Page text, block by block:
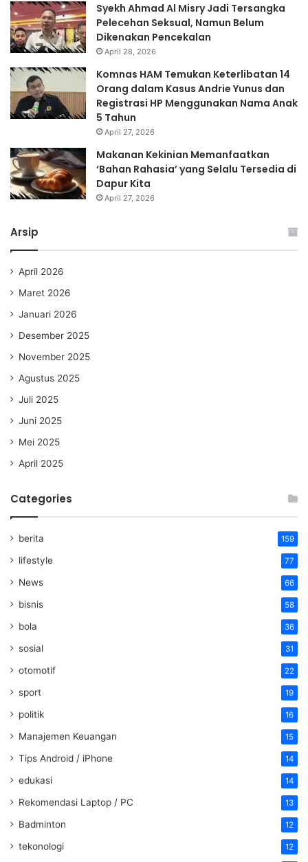
Syekh Ahmad Al Misry Jadi Tersangka
Pelecehan Seksual, Namun Belum
Dikenakan Pencekalan
April 28, 2026
Komnas HAM Temukan Keterlibatan 14
Orang dalam Kasus Andrie Yunus dan
Registrasi HP Menggunakan Nama Anak
5 Tahun
April 27, 2026
Makanan Kekinian Memanfaatkan
‘Bahan Rahasia’ yang Selalu Tersedia di
Dapur Kita
April 27, 2026
Arsip
April 2026
Maret 2026
Januari 2026
Desember 2025
November 2025
Agustus 2025
Juli 2025
Juni 2025
Mei 2025
April 2025
Categories
berita 159
lifestyle 77
News 66
bisnis 58
bola 36
sosial 31
otomotif 22
sport 19
politik 16
Manajemen Keuangan 15
Tips Android / iPhone 14
edukasi 14
Rekomendasi Laptop / PC 13
Badminton 12
tekonologi 12